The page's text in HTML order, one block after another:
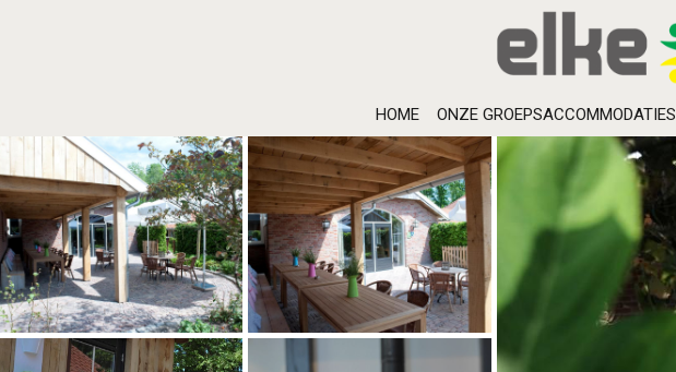
HOME ONZE GROEPSACCOMMODATIES